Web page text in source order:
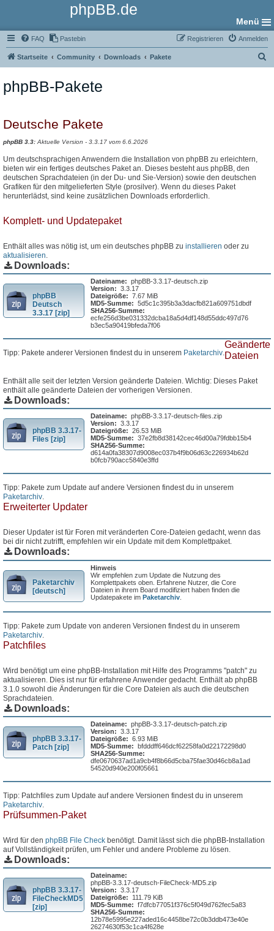
phpBB.de
Menü
FAQ Pastebin Anmelden
Registrieren
Startseite Community Downloads Pakete
phpBB-Pakete
Deutsche Pakete
phpBB 3.3: Aktuelle Version - 3.3.17 vom 6.6.2026
Um deutschsprachigen Anwendern die Installation von phpBB zu erleichtern,
bieten wir ein fertiges deutsches Paket an. Dieses besteht aus phpBB, den
deutschen Sprachdateien (in der Du- und Sie-Version) sowie den deutschen
Grafiken für den mitgelieferten Style (prosilver). Wenn du dieses Paket
herunterlädst, sind keine zusätzlichen Downloads erforderlich.
Komplett- und Updatepaket
Enthält alles was nötig ist, um ein deutsches phpBB zu installieren oder zu
aktualisieren.
Downloads:
phpBB
Deutsch
3.3.17 [zip]
Dateiname: phpBB-3.3.17-deutsch.zip
Version: 3.3.17
Dateigröße: 7.67 MiB
MD5-Summe: 5d5c1c395b3a3dacfb821a609751dbdf
SHA256-Summe:
ecfe256d3be031332dcba18a5d4df148d55ddc497d76
b3ec5a90419bfeda7f06
Tipp: Pakete anderer Versionen findest du in unserem Paketarchiv.
Geänderte
Dateien
Enthält alle seit der letzten Version geänderte Dateien. Wichtig: Dieses Paket
enthält alle geänderte Dateien der vorherigen Versionen.
Downloads:
phpBB 3.3.17-
Files [zip]
Dateiname: phpBB-3.3.17-deutsch-files.zip
Version: 3.3.17
Dateigröße: 26.53 MiB
MD5-Summe: 37e2fb8d38142cec46d00a79fdbb15b4
SHA256-Summe:
d614a0fa38307d9008ec037b4f9b06d63c226934b62d
b0fcb790acc5840e3ffd
Tipp: Pakete zum Update auf andere Versionen findest du in unserem
Paketarchiv.
Erweiterter Updater
Dieser Updater ist für Foren mit veränderten Core-Dateien gedacht, wenn das
bei dir nicht zutrifft, empfehlen wir ein Update mit dem Komplettpaket.
Downloads:
Paketarchiv
[deutsch]
Hinweis
Wir empfehlen zum Update die Nutzung des
Komplettpakets oben. Erfahrene Nutzer, die Core
Dateien in ihrem Board modifiziert haben finden die
Updatepakete imPaketarchiv
Tipp: Pakete zum Update von anderen Versionen findest du in unserem
Paketarchiv
Patchfiles
Wird benötigt um eine phpBB-Installation mit Hilfe des Programms "patch" zu
aktualisieren. Dies ist nur für erfahrene Anwender gedacht. Enthält ab phpBB
3.1.0 sowohl die Änderungen für die Core Dateien als auch die deutschen
Sprachdateien.
Downloads:
phpBB 3.3.17-
Patch [zip]
Dateiname: phpBB-3.3.17-deutsch-patch.zip
Version: 3.3.17
Dateigröße: 6.93 MiB
MD5-Summe: bfdddff646dcf62258fa0d22172298d0
SHA256-Summe:
dfe0670637ad1a9cb4f8b66d5cba75fae30d46cb8a1ad
54520d940e200f05661
Tipp: Patchfiles zum Update auf andere Versionen findest du in unserem
Paketarchiv
Prüfsummen-Paket
Wird für den phpBB File Check benötigt. Damit lässt sich die phpBB-Installation
auf Vollständigkeit prüfen, um Fehler und andere Probleme zu lösen.
Downloads:
phpBB 3.3.17-
FileCheckMD5
[zip]
Dateiname:
phpBB-3.3.17-deutsch-FileCheck-MD5.zip
Version: 3.3.17
Dateigröße:
111.79 KiB
MD5-Summe: f7dfcb77051f376c5f049d762fec5a83
SHA256-Summe:
12b78e5995e227aded16c4458be72c0b3ddb473e40e
26274630f53c1ca4f628e